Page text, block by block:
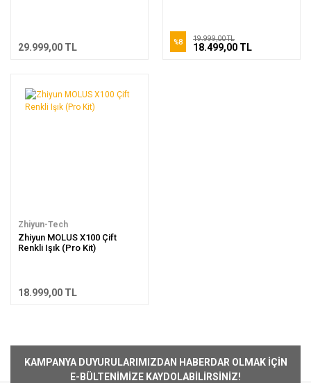
29.999,00 TL %8 19.999,00 TL
18.499,00 TL
Zhiyun-Tech
Zhiyun MOLUS X100 Çift
Renkli Işık (Pro Kit)
18.999,00 TL
KAMPANYA DUYURULARIMIZDAN HABERDAR OLMAK İÇİN
E-BÜLTENİMİZE KAYDOLABİLİRSİNİZ!